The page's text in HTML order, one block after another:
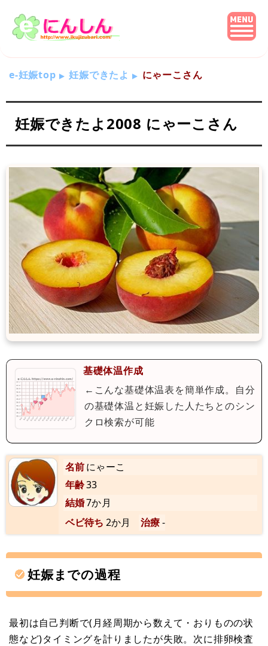
e-妊娠top 妊娠できたよ にゃーこさん
妊娠できたよ2008 にゃーこさん
基礎体温作成
←こんな基礎体温表を簡単作成。自分
の基礎体温と妊娠した人たちとのシン
クロ検索が可能
名前にゃーこ
年齢33
結婚7か月
ベビ待ち 2か月 治療-
妊娠までの過程
最初は自己判断で(月経周期から数えて・おりものの状
態など)タイミングを計りましたが失敗。次に排卵検査